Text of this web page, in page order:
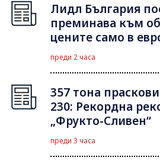
Лидл България
преминава към
цените само в
преди 2 часа
357 тона
230: Рекордна
„Фрукто-Сливен“
преди 3 часа